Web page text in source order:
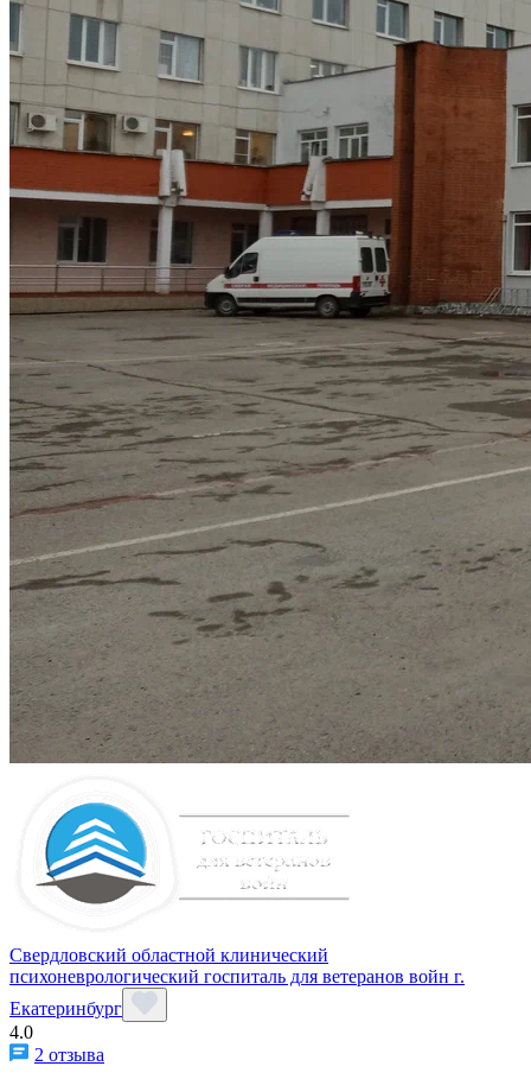
Свердловский областной клинический
психоневрологический госпиталь для ветеранов войн г.
Екатеринбург
4.0
2 отзыва